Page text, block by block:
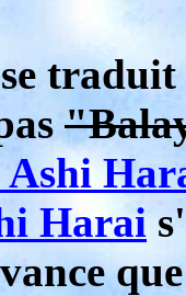
Ashi
Harai